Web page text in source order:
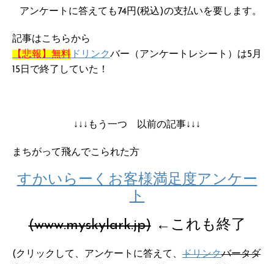
アンケートに答えても74円(税込)の支払いを要します。
記事はこちらから
【悲報】無料 ドリンクバー（アンケートレシート）は5月
15日で終了していた！
↓↓↓もう一つ 以前の記事↓↓↓
まちがって飛んでこられた方
すかいらーくお客様満足度アンケー
ト
(www.myskylark.jp)←これも終了
(クリックして、アンケートに答えて、 ドリンクバータダ